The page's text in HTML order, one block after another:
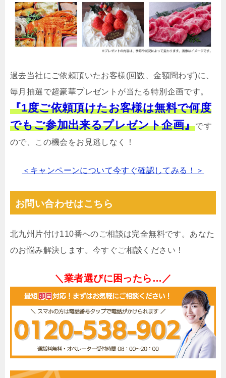
過去当社にご依頼頂いたお客様(回数、金額問わず)に、
毎月抽選で超豪華プレゼントが当たる特別企画です。
『1度ご依頼頂けたお客様は無料で何度
でもご参加出来るプレゼント企画』です
ので、この機会をお見逃しなく！
＜キャンペーンについて今すぐ確認してみる！＞
お問い合わせはこちら
北九州片付け110番へのご相談は完全無料です。あなた
のお悩み解決します。今すぐご相談ください！
＼業者選びに困ったら…／